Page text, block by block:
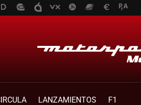
LANZAMIENTOS F1